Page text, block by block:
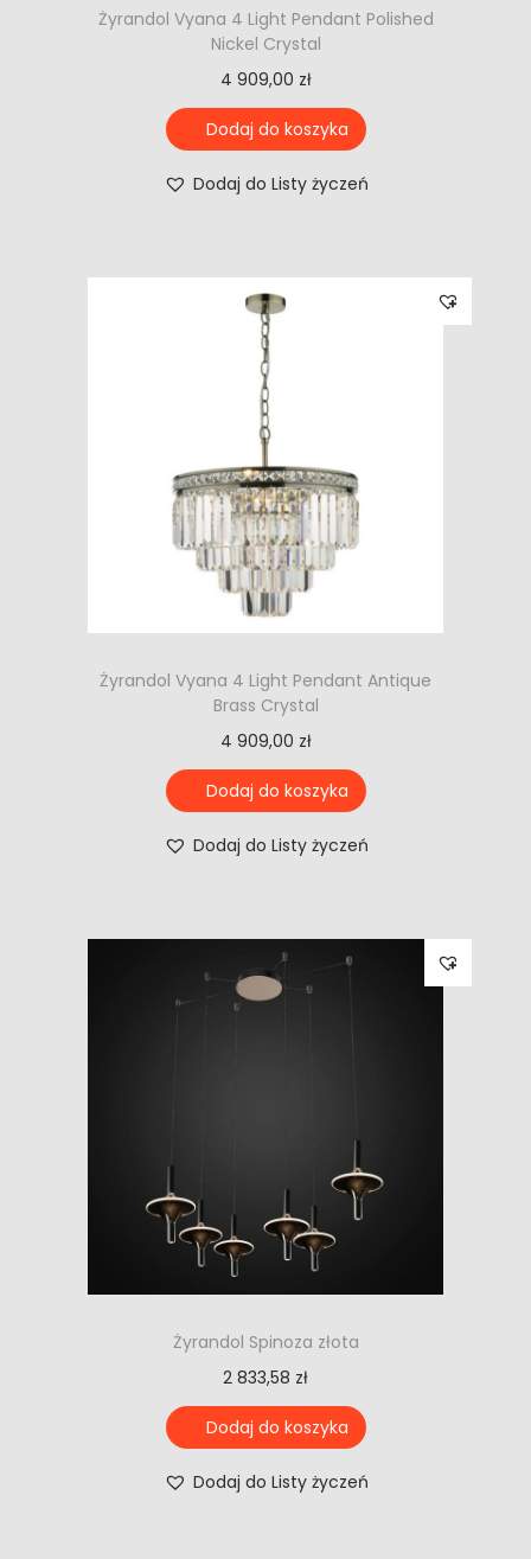
Żyrandol Vyana 4 Light Pendant Polished
Nickel Crystal
4 909,00 zł
Dodaj do koszyka
Dodaj do Listy życzeń
Żyrandol Vyana 4 Light Pendant Antique
Brass Crystal
4 909,00 zł
Dodaj do koszyka
Dodaj do Listy życzeń
Żyrandol Spinoza złota
2 833,58 zł
Dodaj do koszyka
Dodaj do Listy życzeń